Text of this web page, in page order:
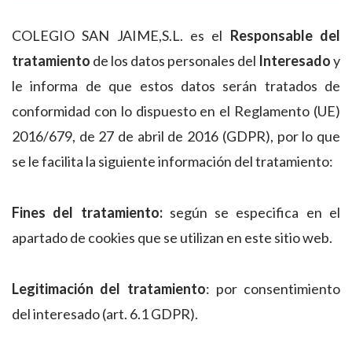
COLEGIO SAN JAIME,S.L. es el Responsable del
tratamiento de los datos personales del Interesadoy
le informa de que estos datos serán tratados de
conformidad con lo dispuesto en el Reglamento (UE)
2016/679, de 27 de abril de 2016 (GDPR), por lo que
se le facilita la siguiente información del tratamiento:
Fines del tratamiento: según se especifica en el
apartado de cookies que se utilizan en este sitio web.
Legitimación del tratamiento: por consentimiento
del interesado (art. 6.1 GDPR).